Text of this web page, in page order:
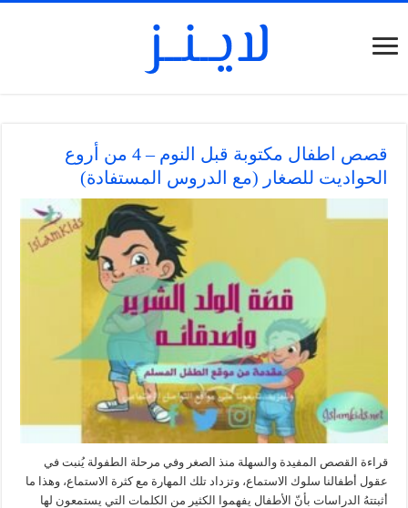
قصص اطفال مكتوبة قبل النوم – 4 من أروع
الحواديت للصغار (مع الدروس المستفادة)
قراءة القصص المفيدة والسهلة منذ الصغر وفي مرحلة الطفولة يُنبت في
عقول أطفالنا سلوك الاستماع، وتزداد تلك المهارة مع كثرة الاستماع، وهذا ما
أثبتتهُ الدراسات بأنّ الأطفال يفهموا الكثير من الكلمات التي يستمعون لها